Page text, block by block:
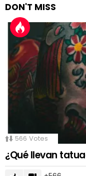
DON'T MISS
566 Votes
¿Qué llevan